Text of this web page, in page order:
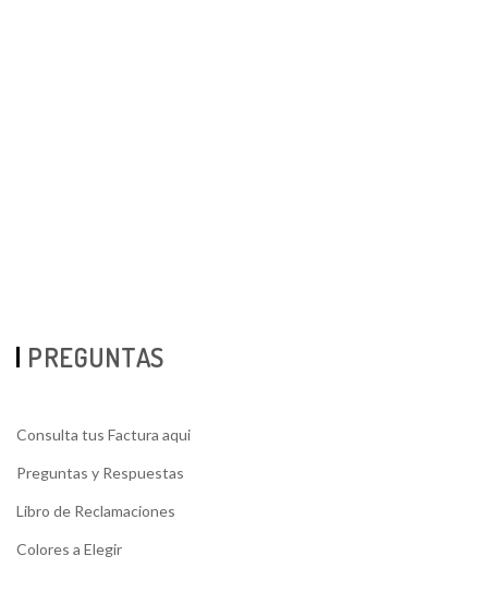
PREGUNTAS
Consulta tus Factura aqui
Preguntas y Respuestas
Libro de Reclamaciones
Colores a Elegir